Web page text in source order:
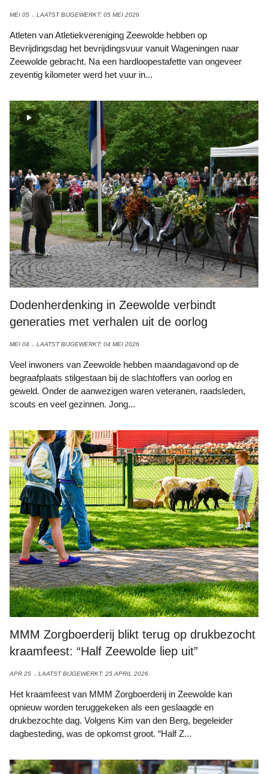
MEI 05 LAATST BIJGEWERKT: 05 MEI 2026
Atleten van Atletiekvereniging Zeewolde hebben op
Bevrijdingsdag het bevrijdingsvuur vanuit Wageningen naar
Zeewolde gebracht. Na een hardloopestafette van ongeveer
zeventig kilometer werd het vuur in...
Dodenherdenking in Zeewolde verbindt
generaties met verhalen uit de oorlog
MEI 04 LAATST BIJGEWERKT: 04 MEI 2026
Veel inwoners van Zeewolde hebben maandagavond op de
begraafplaats stilgestaan bij de slachtoffers van oorlog en
geweld. Onder de aanwezigen waren veteranen, raadsleden,
scouts en veel gezinnen. Jong...
MMM Zorgboerderij blikt terug op drukbezocht
kraamfeest: “Half Zeewolde liep uit”
APR 25 LAATST BIJGEWERKT: 25 APRIL 2026
Het kraamfeest van MMM Zorgboerderij in Zeewolde kan
opnieuw worden teruggekeken als een geslaagde en
drukbezochte dag. Volgens Kim van den Berg, begeleider
dagbesteding, was de opkomst groot. “Half Z...